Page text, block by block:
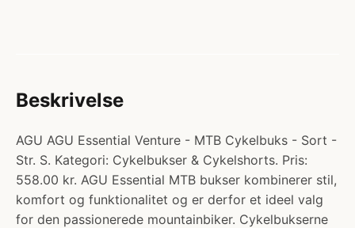
Beskrivelse
AGU AGU Essential Venture - MTB Cykelbuks - Sort -
Str. S. Kategori: Cykelbukser & Cykelshorts. Pris:
558.00 kr. AGU Essential MTB bukser kombinerer stil,
komfort og funktionalitet og er derfor et ideel valg
for den passionerede mountainbiker. Cykelbukserne